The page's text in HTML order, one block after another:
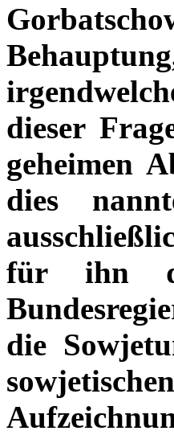
dieser
geheimen
dies
für ihn
die